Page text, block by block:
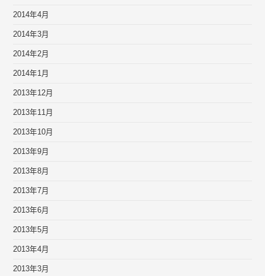
2014年4月
2014年3月
2014年2月
2014年1月
2013年12月
2013年11月
2013年10月
2013年9月
2013年8月
2013年7月
2013年6月
2013年5月
2013年4月
2013年3月